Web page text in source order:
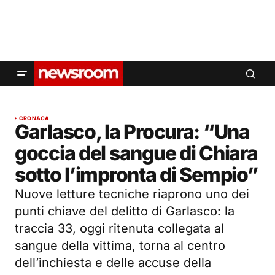
CRONACA
Garlasco, la Procura: “Una
goccia del sangue di Chiara
sotto l’impronta di Sempio”
Nuove letture tecniche riaprono uno dei
punti chiave del delitto di Garlasco: la
traccia 33, oggi ritenuta collegata al
sangue della vittima, torna al centro
dell’inchiesta e delle accuse della